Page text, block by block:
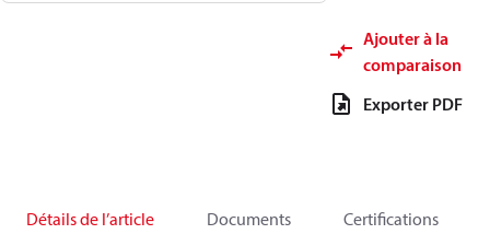
Ajouter à la
comparaison
Exporter PDF
Détails de l’article Documents Certifications